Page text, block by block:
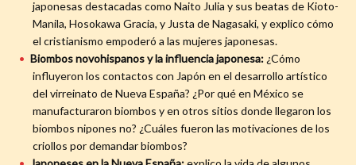
japonesas destacadas como Naito Julia y sus beatas de Kioto-
Manila, Hosokawa Gracia, y Justa de Nagasaki, y explico cómo
el cristianismo empoderó a las mujeres japonesas.
Biombos novohispanos y la influencia japonesa: ¿Cómo
influyeron los contactos con Japón en el desarrollo artístico
del virreinato de Nueva España? ¿Por qué en México se
manufacturaron biombos y en otros sitios donde llegaron los
biombos nipones no? ¿Cuáles fueron las motivaciones de los
criollos por demandar biombos?